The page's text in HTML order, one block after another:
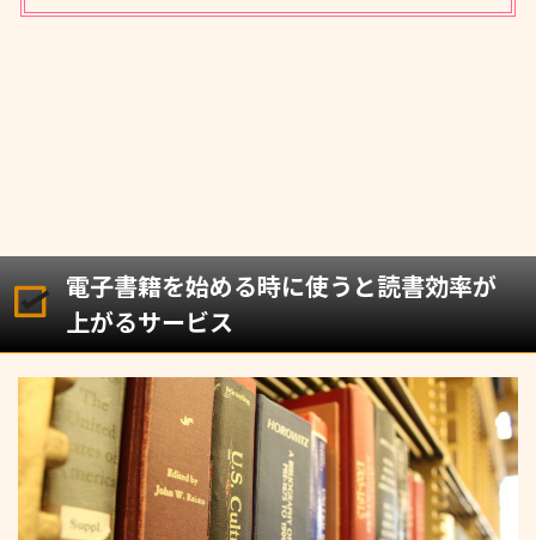
電子書籍を始める時に使うと読書効率が
上がるサービス